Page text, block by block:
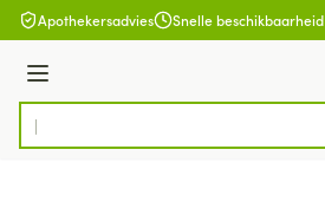
Ga naar de inhoud
Apothekersadvies Snelle beschikbaarheid
Menu
Product, merk, categorie...